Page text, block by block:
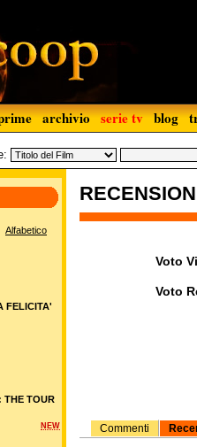
archivio serie tv blog
Voto
Voto
Commenti
Alfabetico
FELICITA'
THE TOUR
NEW